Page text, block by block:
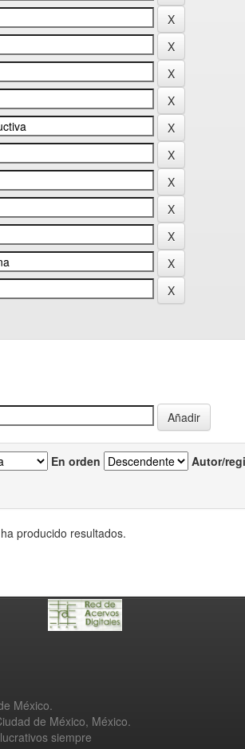
En orden Autor/
producido resultados.
México.
de México, México.
siempre